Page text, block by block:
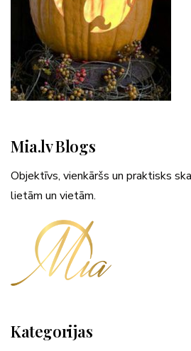
Mia.lv Blogs
Objektīvs, vienkāršs un praktisks
lietām un vietām.
Kategorijas